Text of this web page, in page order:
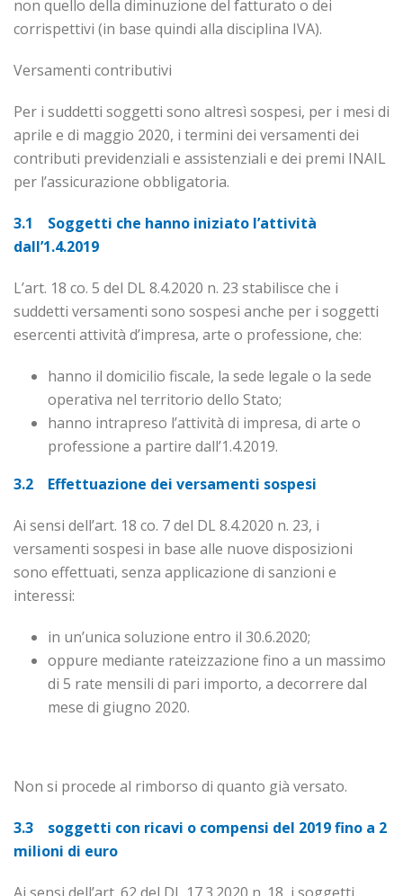
non quello della diminuzione del fatturato o dei
corrispettivi (in base quindi alla disciplina IVA).
Versamenti contributivi
Per i suddetti soggetti sono altresì sospesi, per i mesi di
aprile e di maggio 2020, i termini dei versamenti dei
contributi previdenziali e assistenziali e dei premi INAIL
per l’assicurazione obbligatoria.
3.1 Soggetti che hanno iniziato l’attività
dall’1.4.2019
L’art. 18 co. 5 del DL 8.4.2020 n. 23 stabilisce che i
suddetti versamenti sono sospesi anche per i soggetti
esercenti attività d’impresa, arte o professione, che:
hanno il domicilio fiscale, la sede legale o la sede
operativa nel territorio dello Stato;
hanno intrapreso l’attività di impresa, di arte o
professione a partire dall’1.4.2019.
3.2 Effettuazione dei versamenti sospesi
Ai sensi dell’art. 18 co. 7 del DL 8.4.2020 n. 23, i
versamenti sospesi in base alle nuove disposizioni
sono effettuati, senza applicazione di sanzioni e
interessi:
in un’unica soluzione entro il 30.6.2020;
oppure mediante rateizzazione fino a un massimo
di 5 rate mensili di pari importo, a decorrere dal
mese di giugno 2020.
Non si procede al rimborso di quanto già versato.
3.3 soggetti con ricavi o compensi del 2019 fino a 2
milioni di euro